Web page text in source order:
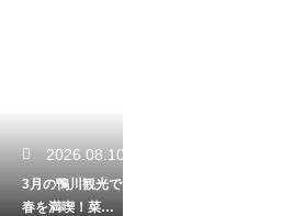
2026.08.10
3月の鴨川観光で
春を満喫！菜の